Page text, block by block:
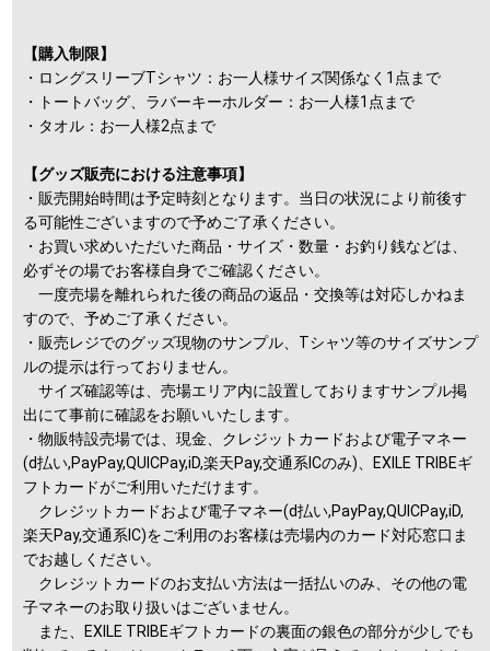
【購入制限】
・ロングスリーブTシャツ：お一人様サイズ関係なく1点まで
・トートバッグ、ラバーキーホルダー：お一人様1点まで
・タオル：お一人様2点まで
【グッズ販売における注意事項】
・販売開始時間は予定時刻となります。当日の状況により前後す
る可能性ございますので予めご了承ください。
・お買い求めいただいた商品・サイズ・数量・お釣り銭などは、
必ずその場でお客様自身でご確認ください。
一度売場を離れられた後の商品の返品・交換等は対応しかねま
すので、予めご了承ください。
・販売レジでのグッズ現物のサンプル、Tシャツ等のサイズサンプ
ルの提示は行っておりません。
サイズ確認等は、売場エリア内に設置しておりますサンプル掲
出にて事前に確認をお願いいたします。
・物販特設売場では、現金、クレジットカードおよび電子マネー
(d払い,PayPay,QUICPay,iD,楽天Pay,交通系ICのみ)、EXILE TRIBEギ
フトカードがご利用いただけます。
クレジットカードおよび電子マネー(d払い,PayPay,QUICPay,iD,
楽天Pay,交通系IC)をご利用のお客様は売場内のカード対応窓口ま
でお越しください。
クレジットカードのお支払い方法は一括払いのみ、その他の電
子マネーのお取り扱いはございません。
また、EXILE TRIBEギフトカードの裏面の銀色の部分が少しでも